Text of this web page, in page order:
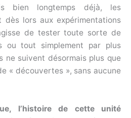
bien longtemps déjà, les
dès lors aux expérimentations
de tester toute sorte de
ou tout simplement par plus
ne suivent désormais plus que
« découvertes », sans aucune
l’histoire de cette unité